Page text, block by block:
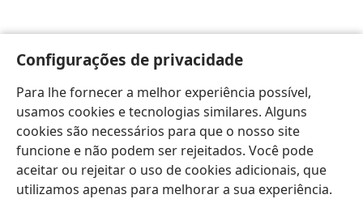
Configurações de privacidade
Para lhe fornecer a melhor experiência possível,
usamos cookies e tecnologias similares. Alguns
cookies são necessários para que o nosso site
funcione e não podem ser rejeitados. Você pode
aceitar ou rejeitar o uso de cookies adicionais, que
utilizamos apenas para melhorar a sua experiência.
Português (Brasil) Preferências
Copyright© 2026 Watch Tower Bible and Tract Society of Pennsylvania
Termos de Uso
Política de Privacidade
Configurações de Privacidade
JW.ORG Login